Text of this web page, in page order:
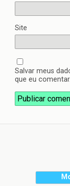
Site
Salvar meus
que eu comentar.